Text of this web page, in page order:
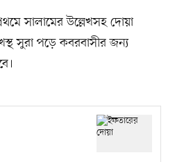
সালামের উল্লেখসহ দোয়া
সুরা পড়ে কবরবাসীর জন্য